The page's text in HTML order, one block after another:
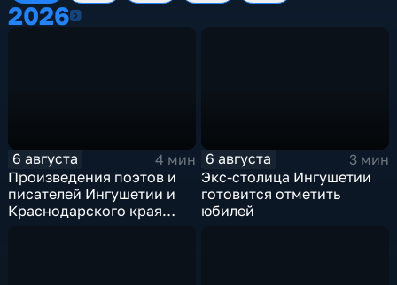
20262026
6 августа
4 мин
Произведения поэтов и
писателей Ингушетии и
Краснодарского края
6 августа
3 мин
Экс-столица Ингушетии
готовится отметить
юбилей